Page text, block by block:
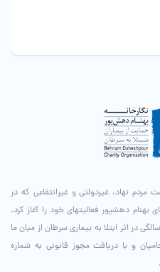
نهاد، غیردولتی و غیرانتفاعی که در
و پیگیری­های بهنام دهش­پور فعالیت­های خود را آغاز کرد.
بهنام در سوم اسفند همان سال و در سن ۲۱ سالگی در اثر ابتلا به بیماری سرطان از میان ما
و با دریافت مجوز قانونی به شماره